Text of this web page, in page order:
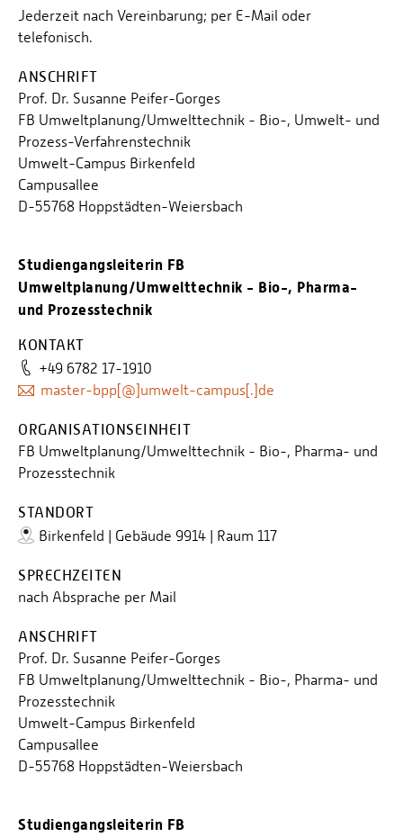
Jederzeit nach Vereinbarung; per E-Mail oder
telefonisch.
ANSCHRIFT
Prof. Dr. Susanne Peifer-Gorges
FB Umweltplanung/Umwelttechnik - Bio-, Umwelt- und
Prozess-Verfahrenstechnik
Umwelt-Campus Birkenfeld
Campusallee
D-55768 Hoppstädten-Weiersbach
Studiengangsleiterin FB
Umweltplanung/Umwelttechnik - Bio-, Pharma-
und Prozesstechnik
KONTAKT
+49 6782 17-1910
master-bpp[@]umwelt-campus[.]de
ORGANISATIONSEINHEIT
FB Umweltplanung/Umwelttechnik - Bio-, Pharma- und
Prozesstechnik
STANDORT
Birkenfeld | Gebäude 9914 | Raum 117
SPRECHZEITEN
nach Absprache per Mail
ANSCHRIFT
Prof. Dr. Susanne Peifer-Gorges
FB Umweltplanung/Umwelttechnik - Bio-, Pharma- und
Prozesstechnik
Umwelt-Campus Birkenfeld
Campusallee
D-55768 Hoppstädten-Weiersbach
Studiengangsleiterin FB